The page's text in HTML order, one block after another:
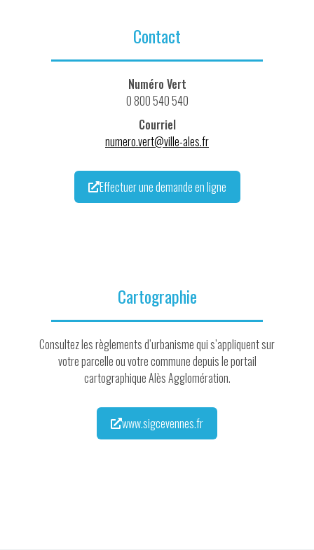
Contact
Numéro Vert
0 800 540 540
Courriel
numero.vert@ville-ales.fr
Effectuer une demande en ligne
Cartographie
Consultez les règlements d’urbanisme qui s’appliquent sur
votre parcelle ou votre commune depuis le portail
cartographique Alès Agglomération.
www.sigcevennes.fr